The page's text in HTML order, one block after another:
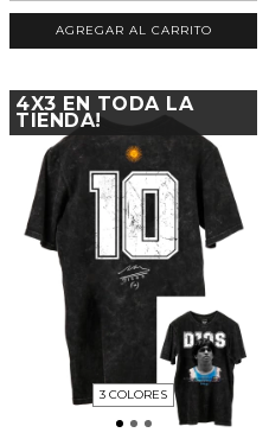
AGREGAR AL CARRITO
4X3 EN TODA LA
TIENDA!
3 COLORES